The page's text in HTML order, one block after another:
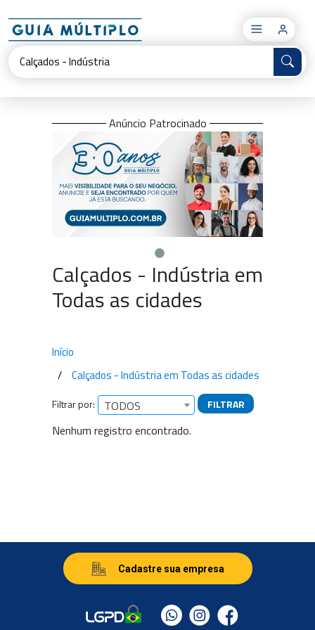
×
Anúncio Patrocinado
Calçados - Indústria em
Todas as cidades
Início
Calçados - Indústria em Todas as cidades
Filtrar por: TODOS FILTRAR
Empresas encontradas
Nenhum registro encontrado.
Cadastre sua empresa